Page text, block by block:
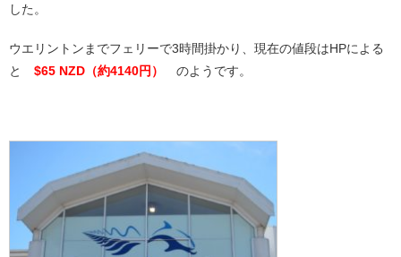
した。
ウエリントンまでフェリーで3時間掛かり、現在の値段はHPによる
と $65 NZD（約4140円） のようです。